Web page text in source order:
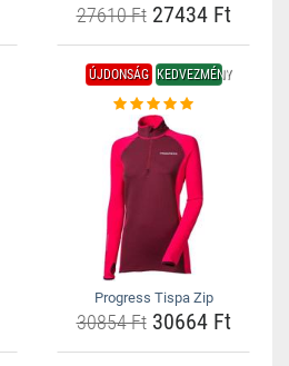
27610 Ft27434 Ft
ÚJDONSÁG KEDVEZMÉNY
Progress Tispa Zip
30854 Ft30664 Ft